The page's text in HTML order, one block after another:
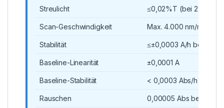
Streulicht ≤0,02%T (bei 220 nm)
Scan-Geschwindigkeit Max. 4.000 nm/min
Stabilität ≤±0,0003 A/h bei 500
Baseline-Linearität ±0,0001 A
Baseline-Stabilität < 0,0003 Abs/h
Rauschen 0,00005 Abs bei 700